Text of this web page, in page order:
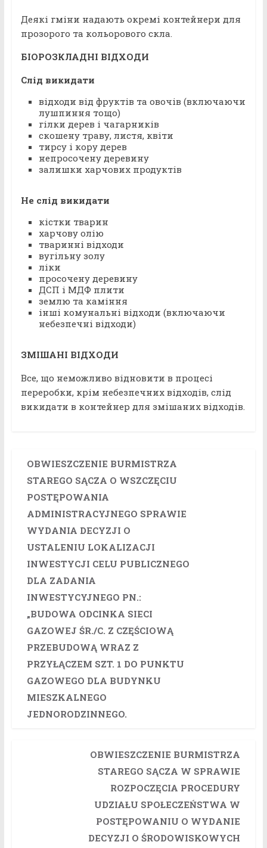
Деякі гміни надають окремі контейнери для
прозорого та кольорового скла.
БІОРОЗКЛАДНІ ВІДХОДИ
Слід викидати
відходи від фруктів та овочів (включаючи
лушпиння тощо)
гілки дерев і чагарників
скошену траву, листя, квіти
тирсу і кору дерев
непросочену деревину
залишки харчових продуктів
Не слід викидати
кістки тварин
харчову олію
тваринні відходи
вугільну золу
ліки
просочену деревину
ДСП і МДФ плити
землю та каміння
інші комунальні відходи (включаючи
небезпечні відходи)
ЗМІШАНІ ВІДХОДИ
Все, що неможливо відновити в процесі
переробки, крім небезпечних відходів, слід
викидати в контейнер для змішаних відходів.
OBWIESZCZENIE BURMISTRZA
STAREGO SĄCZA O WSZCZĘCIU
POSTĘPOWANIA
ADMINISTRACYJNEGO SPRAWIE
WYDANIA DECYZJI O
USTALENIU LOKALIZACJI
INWESTYCJI CELU PUBLICZNEGO
DLA ZADANIA
INWESTYCYJNEGO PN.:
„BUDOWA ODCINKA SIECI
GAZOWEJ ŚR./C. Z CZĘŚCIOWĄ
PRZEBUDOWĄ WRAZ Z
PRZYŁĄCZEM SZT. 1 DO PUNKTU
GAZOWEGO DLA BUDYNKU
MIESZKALNEGO
JEDNORODZINNEGO.
OBWIESZCZENIE BURMISTRZA
STAREGO SĄCZA W SPRAWIE
ROZPOCZĘCIA PROCEDURY
UDZIAŁU SPOŁECZEŃSTWA W
POSTĘPOWANIU O WYDANIE
DECYZJI O ŚRODOWISKOWYCH